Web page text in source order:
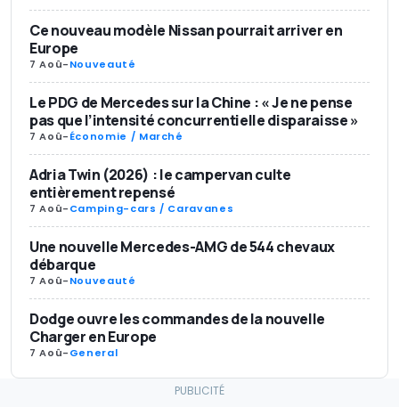
Ce nouveau modèle Nissan pourrait arriver en
Europe
7 Aoû-Nouveauté
Le PDG de Mercedes sur la Chine : « Je ne pense
pas que l’intensité concurrentielle disparaisse »
7 Aoû-Économie / Marché
Adria Twin (2026) : le campervan culte
entièrement repensé
7 Aoû-Camping-cars / Caravanes
Une nouvelle Mercedes-AMG de 544 chevaux
débarque
7 Aoû-Nouveauté
Dodge ouvre les commandes de la nouvelle
Charger en Europe
7 Aoû-General